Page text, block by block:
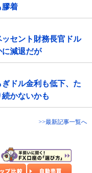
膠着
セント財務長官ドル
に減退だが
ドル金利も低下、た
かないかも
>>最新記事一覧へ